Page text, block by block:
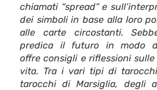
chiamati “spread” e
dei simboli in base alla loro
alle carte circostanti.
predica il futuro in modo
offre consigli e riflessioni
vita. Tra i vari tipi di
tarocchi di Marsiglia, degli